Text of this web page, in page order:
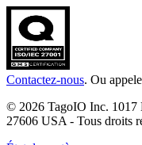
Contactez-nous. Ou
© 2026 TagoIO Inc. 1017
27606 USA - Tous droits